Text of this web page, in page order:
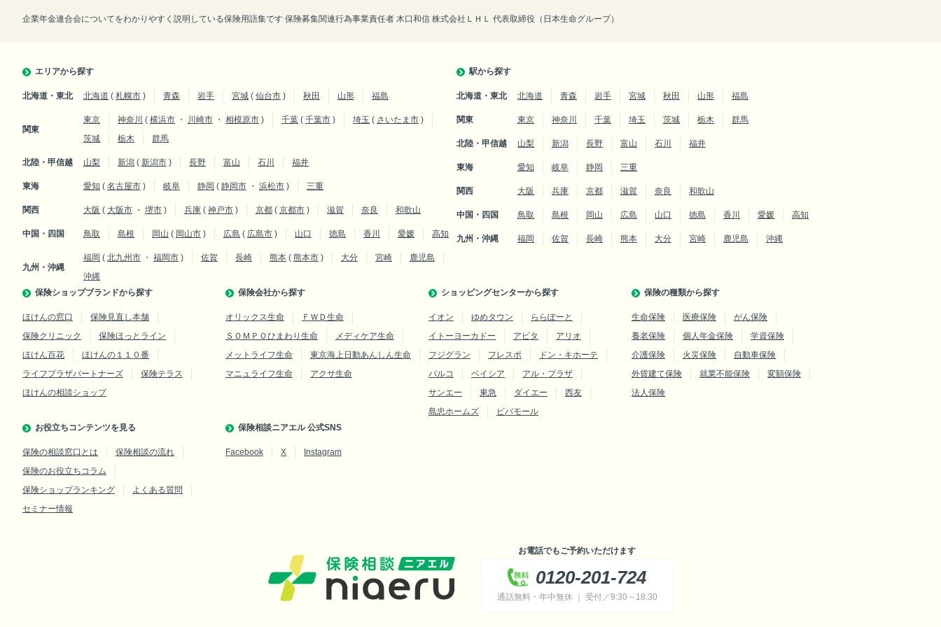
企業年金連合会についてをわかりやすく説明している保険用語集です 保険募集関連行為事業責任者 木口和信 株式会社ＬＨＬ 代表取締役（日本生命グループ）
エリアから探す
北海道・東北 北海道 ( 札幌市 ) 青森 岩手 宮城 ( 仙台市 ) 秋田 山形 福島
関東
東京 神奈川 ( 横浜市 ・ 川崎市 ・ 相模原市 ) 千葉 ( 千葉市 ) 埼玉 ( さいたま市 )
茨城
栃木 群馬
北陸・甲信越 山梨 新潟 ( 新潟市 ) 長野 富山 石川 福井
東海 愛知 ( 名古屋市 ) 岐阜 静岡 ( 静岡市 ・ 浜松市 ) 三重
関西 大阪 ( 大阪市 ・ 堺市 ) 兵庫 ( 神戸市 ) 京都 ( 京都市 ) 滋賀 奈良 和歌山
中国・四国 鳥取 島根 岡山 ( 岡山市 ) 広島 ( 広島市 ) 山口 徳島 香川 愛媛 高知
九州・沖縄
福岡 ( 北九州市 ・ 福岡市 ) 佐賀 長崎 熊本 ( 熊本市 ) 大分 宮崎
鹿児島
沖縄
駅から探す
北海道・東北 北海道 青森 岩手 宮城 秋田 山形 福島
関東 東京 神奈川 千葉 埼玉 茨城 栃木 群馬
北陸・甲信越 山梨 新潟 長野 富山 石川 福井
東海 愛知 岐阜 静岡 三重
関西 大阪 兵庫 京都 滋賀 奈良 和歌山
中国・四国 鳥取 島根 岡山 広島 山口 徳島 香川 愛媛 高知
九州・沖縄 福岡 佐賀 長崎 熊本 大分 宮崎 鹿児島 沖縄
保険ショップブランドから探す
ほけんの窓口
保険見直し本舗
保険クリニック
保険ほっとライン
ほけん百花
ほけんの１１０番
ライフプラザパートナーズ
保険テラス
ほけんの相談ショップ
保険会社から探す
オリックス生命
ＦＷＤ生命
ＳＯＭＰＯひまわり生命
メディケア生命
メットライフ生命
東京海上日動あんしん生命
マニュライフ生命
アクサ生命
ショッピングセンターから探す
イオン ゆめタウン
ららぽーと
イトーヨーカドー
アピタ
アリオ
フジグラン
フレスポ
ドン・キホーテ
パルコ
ベイシア
アル・プラザ
サンエー
東急 ダイエー
西友
島忠ホームズ
ビバモール
保険の種類から探す
生命保険 医療保険
がん保険
養老保険
個人年金保険
学資保険
介護保険
火災保険
自動車保険
外貨建て保険
就業不能保険
変額保険
法人保険
お役立ちコンテンツを見る
保険の相談窓口とは
保険相談の流れ
保険のお役立ちコラム
保険ショップランキング
よくある質問
セミナー情報
保険相談ニアエル 公式SNS
Facebook X Instagram
お電話でもご予約いただけます
0120-201-724
通話無料・年中無休 ｜ 受付／9:30～18:30